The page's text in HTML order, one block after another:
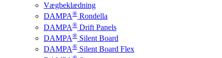
Vægbeklædning
DAMPA® Rondella
DAMPA® Drift Panels
DAMPA® Silent Board
DAMPA® Silent Board Flex